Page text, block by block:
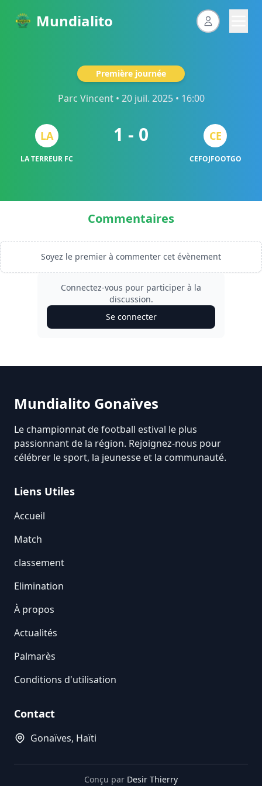
Mundialito
Première journée
Parc Vincent • 20 juil. 2025 • 16:00
LA
LA TERREUR FC
1 - 0 CE
CEFOJFOOTGO
Commentaires
Soyez le premier à commenter cet évènement
Connectez-vous pour participer à la
discussion.
Se connecter
Mundialito Gonaïves
Le championnat de football estival le plus
passionnant de la région. Rejoignez-nous pour
célébrer le sport, la jeunesse et la communauté.
Liens Utiles
Accueil
Match
classement
Elimination
À propos
Actualités
Palmarès
Conditions d'utilisation
Contact
Gonaïves, Haïti
Conçu par Desir Thierry